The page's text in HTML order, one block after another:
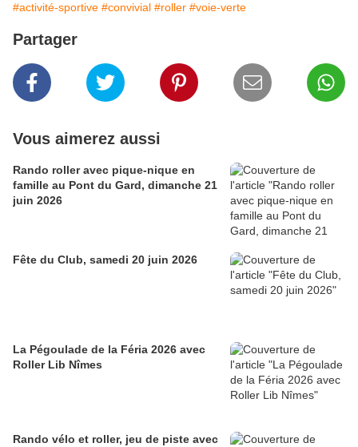
#activité-sportive #convivial #roller #voie-verte
Partager
Vous aimerez aussi
Rando roller avec pique-nique en
famille au Pont du Gard, dimanche 21
juin 2026
Fête du Club, samedi 20 juin 2026
La Pégoulade de la Féria 2026 avec
Roller Lib Nîmes
Rando vélo et roller, jeu de piste avec